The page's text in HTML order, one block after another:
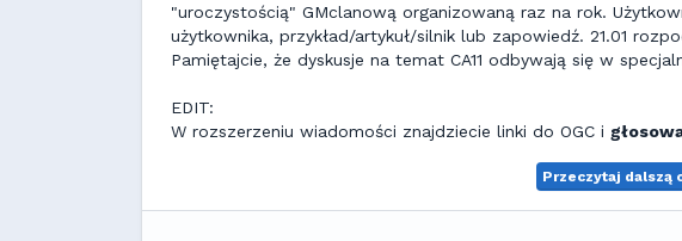
"uroczystością" GMclanową organizowaną raz na rok.
użytkownika, przykład/artykuł/silnik lub zapowiedź. 21.01
Pamiętajcie, że dyskusje na temat CA11 odbywają się w
EDIT:
W rozszerzeniu wiadomości znajdziecie linki do OGC i
Przeczytaj dalszą